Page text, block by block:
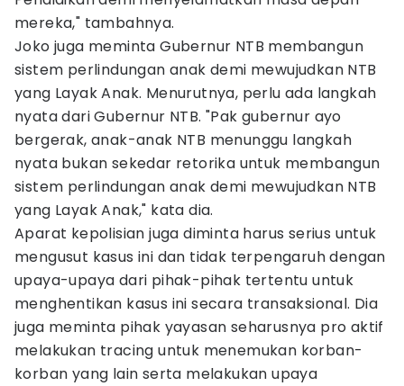
mereka," tambahnya.
Joko juga meminta Gubernur NTB membangun
sistem perlindungan anak demi mewujudkan NTB
yang Layak Anak. Menurutnya, perlu ada langkah
nyata dari Gubernur NTB. "Pak gubernur ayo
bergerak, anak-anak NTB menunggu langkah
nyata bukan sekedar retorika untuk membangun
sistem perlindungan anak demi mewujudkan NTB
yang Layak Anak," kata dia.
Aparat kepolisian juga diminta harus serius untuk
mengusut kasus ini dan tidak terpengaruh dengan
upaya-upaya dari pihak-pihak tertentu untuk
menghentikan kasus ini secara transaksional. Dia
juga meminta pihak yayasan seharusnya pro aktif
melakukan tracing untuk menemukan korban-
korban yang lain serta melakukan upaya